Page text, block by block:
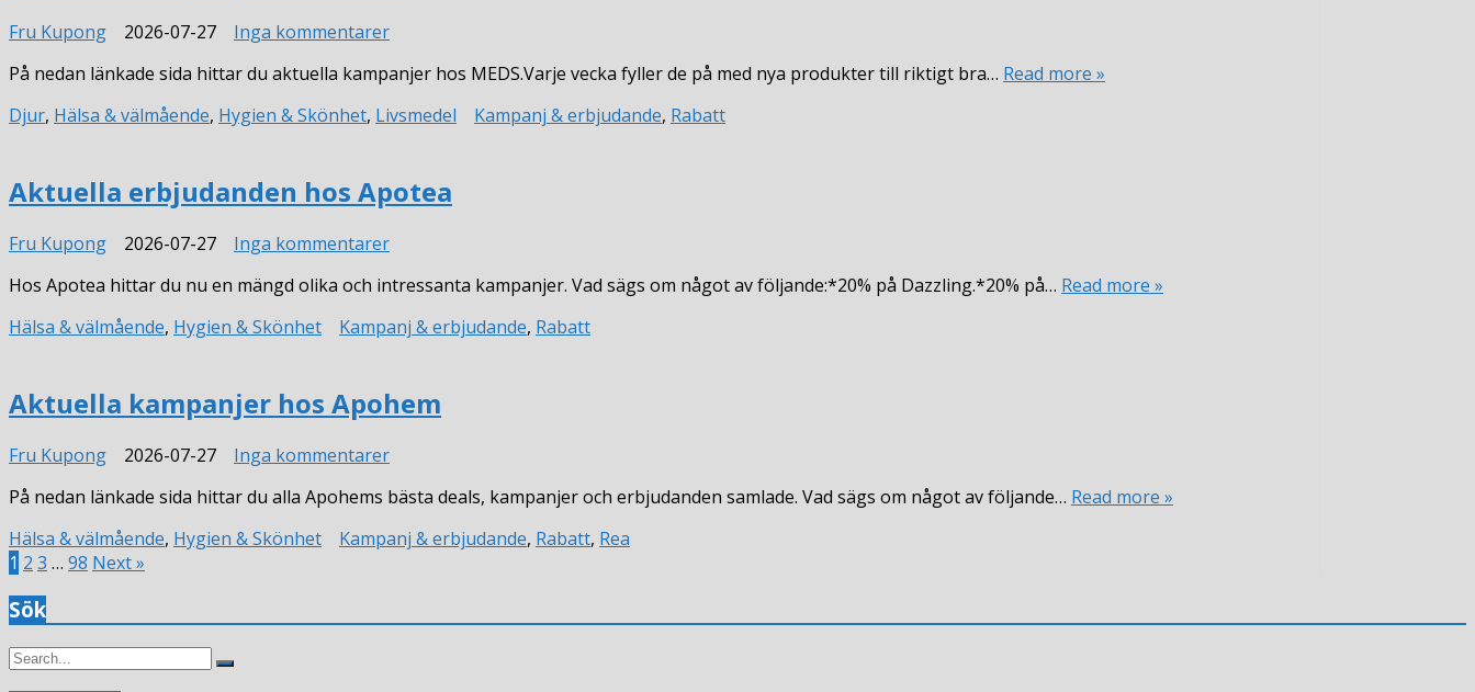
Fru Kupong 2026-07-27 Inga kommentarertill
kampanjer
MEDS
På nedan länkade sida hittar du aktuella kampanjer hos MEDS.Varje vecka fyller de på med nya produkter till riktigt bra… Read more »
Djur, Hälsa & välmående, Hygien & Skönhet, Livsmedel Kampanj & erbjudande, Rabatt
Aktuella erbjudanden hos Apotea
Fru Kupong 2026-07-27 Inga kommentarertill
erbjudanden
hos
Apotea
Hos Apotea hittar du nu en mängd olika och intressanta kampanjer. Vad sägs om något av följande:*20% på Dazzling.*20% på… Read more »
Hälsa & välmående, Hygien & Skönhet Kampanj & erbjudande, Rabatt
Aktuella kampanjer hos Apohem
Fru Kupong 2026-07-27 Inga kommentarertill
kampanjer
hos
Apohem
På nedan länkade sida hittar du alla Apohems bästa deals, kampanjer och erbjudanden samlade. Vad sägs om något av följande… Read more »
Hälsa & välmående, Hygien & Skönhet Kampanj & erbjudande, Rabatt, Rea
1 2 3 … 98 Next »
Sök
Search
Search